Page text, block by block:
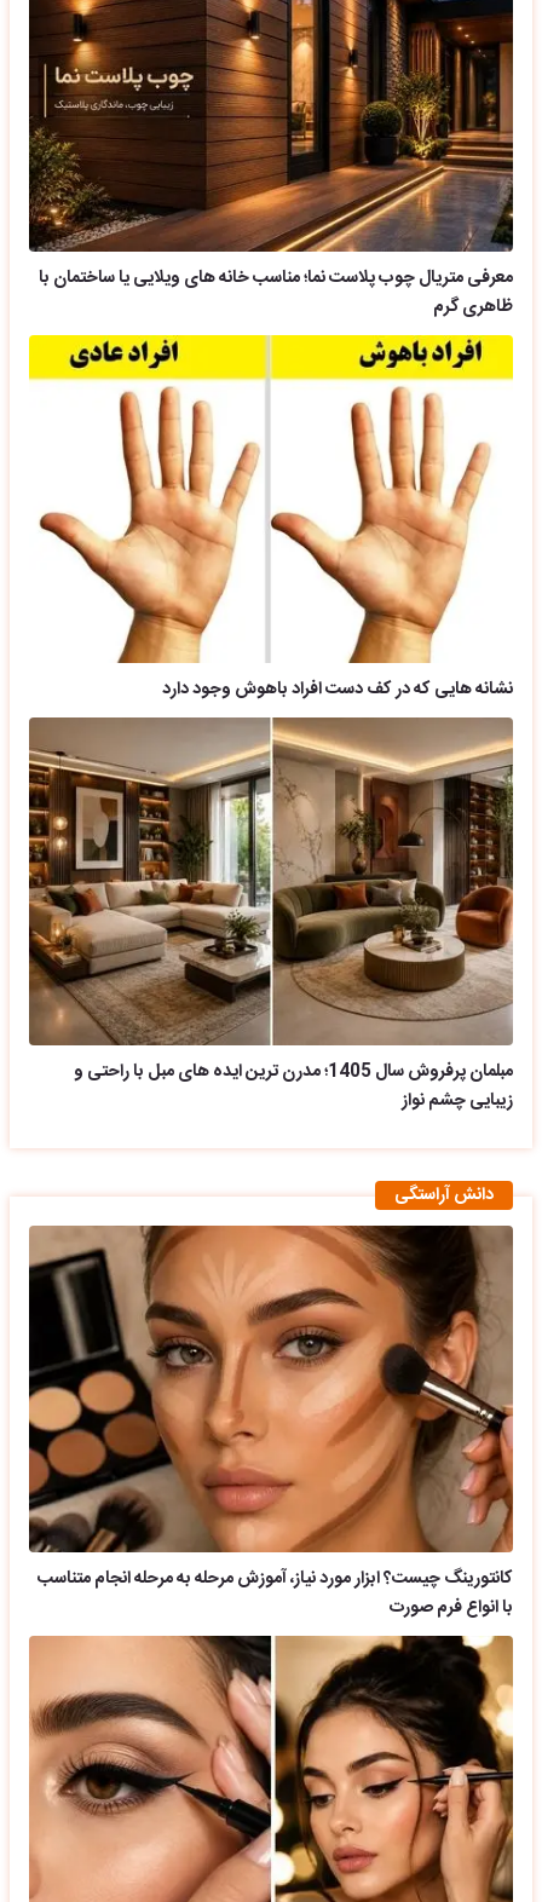
معرفی متریال چوب پلاست نما؛ مناسب خانه های ویلایی یا ساختمان با
ظاهری گرم
نشانه هایی که در کف دست افراد باهوش وجود دارد
مبلمان پرفروش سال 1405؛ مدرن ترین ایده های مبل با راحتی و
زیبایی چشم نواز
دانش آراستگی
کانتورینگ چیست؟ ابزار مورد نیاز، آموزش مرحله به مرحله انجام متناسب
با انواع فرم صورت